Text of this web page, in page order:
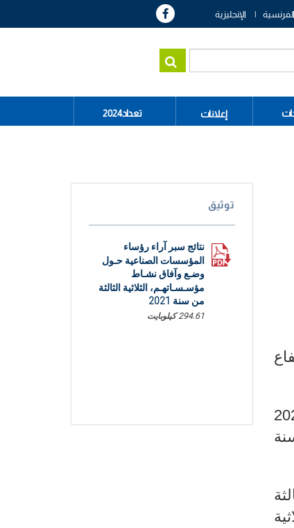
الفرنسية الإنجليزية
إعلانات تعداد2024
من سنة 2021 مع ارتفاع
الصناعي خلال الثلاثية الثالثة من سنة 2021
سنة
توثيق
نتائج سبر آراء رؤساء
المؤسسات الصناعية حـول
وضـع وآفاق نشـاط
مؤسـسـاتهـم، الثلاثية الثالثة
من سنة 2021
294.61 كيلوبايت